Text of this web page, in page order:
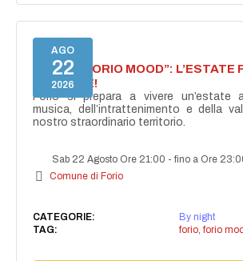
AGO
22
2026
NASCE “FORIO MOOD”: L’ESTATE
ACCENDE!
Forio si prepara a vivere un’estate
musica, dell’intrattenimento e della
nostro straordinario territorio.
Sab 22 Agosto Ore 21:00 -fino a Ore
Comune di Forio
CATEGORIE:
By night
TAG:
forio, forio